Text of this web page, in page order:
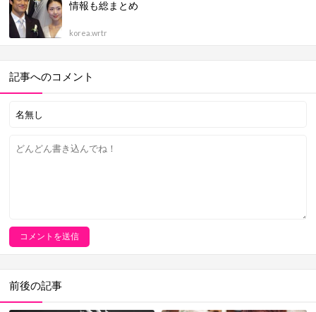
情報も総まとめ
korea.wrtr
記事へのコメント
前後の記事